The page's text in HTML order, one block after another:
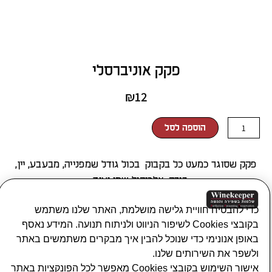
פקק אוניברסלי
₪12
כמות
אוניברסלי
הוספה לסל
פקק שסוגר כמעט כל בקבוק בכול גודל שמפנייה, מבעבע, יין,
בירה, אלכוהול שמן ועוד…
זמן אספקה עד 7 ימי עסקים תשלום מאובטח
אביזרי יין אביזרי אלכוהול מקררי יין
כדי להבטיח חוויית גלישה מושלמת, האתר שלנו משתמש
בקובצי Cookies לשיפור הניווט ולניתוח תנועה. המידע נאסף
באופן אנונימי כדי שנוכל להבין איך מבקרים משתמשים באתר
ולשפר את השירותים שלנו.
אישור השימוש בקובצי Cookies מאפשר לכל הפונקציות באתר